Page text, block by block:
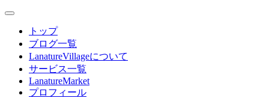
トップ
ブログ一覧
LanatureVillageについて
サービス一覧
LanatureMarket
プロフィール